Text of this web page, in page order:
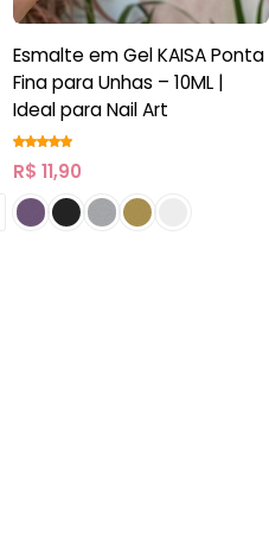
Esmalte em Gel KAISA Ponta
Fina para Unhas – 10ML |
Ideal para Nail Art
R$ 11,90